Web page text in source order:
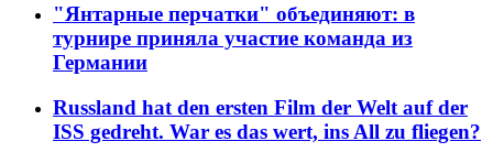
"Янтарные перчатки" объединяют: в
турнире приняла участие команда из
Германии
Russland hat den ersten Film der Welt auf der
ISS gedreht. War es das wert, ins All zu fliegen?